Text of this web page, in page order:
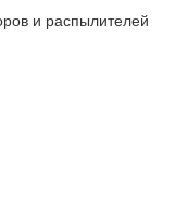
и распылителей